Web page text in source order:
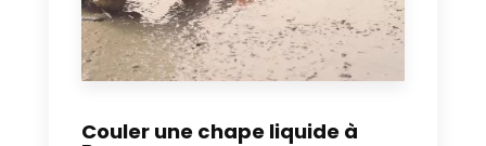
Couler une chape liquide à